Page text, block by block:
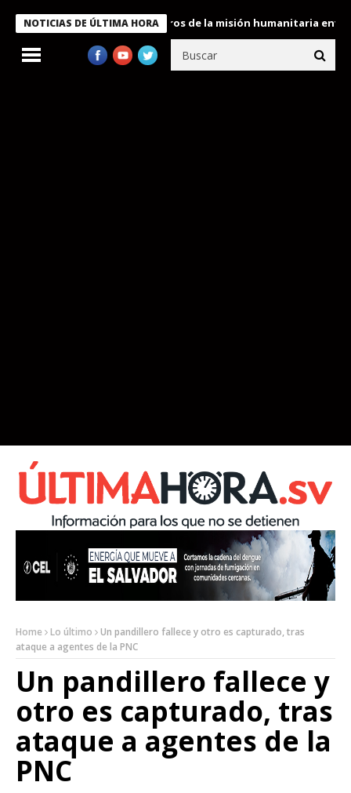
NOTICIAS DE ÚLTIMA HORA
condecora a miembros de la misión humanitaria enviada a
Home Lo último
Un pandillero fallece y otro es capturado, tras
ataque a agentes de la PNC
Un pandillero fallece y
otro es capturado, tras
ataque a agentes de la
PNC